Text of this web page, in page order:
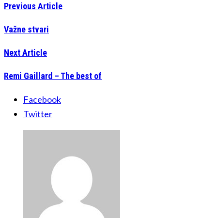
Previous Article
Važne stvari
Next Article
Remi Gaillard – The best of
Facebook
Twitter